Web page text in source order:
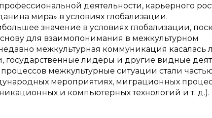
деятельности, карьерного
мира» в условиях глобализации.
значение в условиях глобализации,
для взаимопонимания в межкультурном
межкультурная коммуникация касалась
государственные лидеры и другие видные
межкультурные ситуации стали
мероприятиях, миграционных
и компьютерных технологий и т. д.).